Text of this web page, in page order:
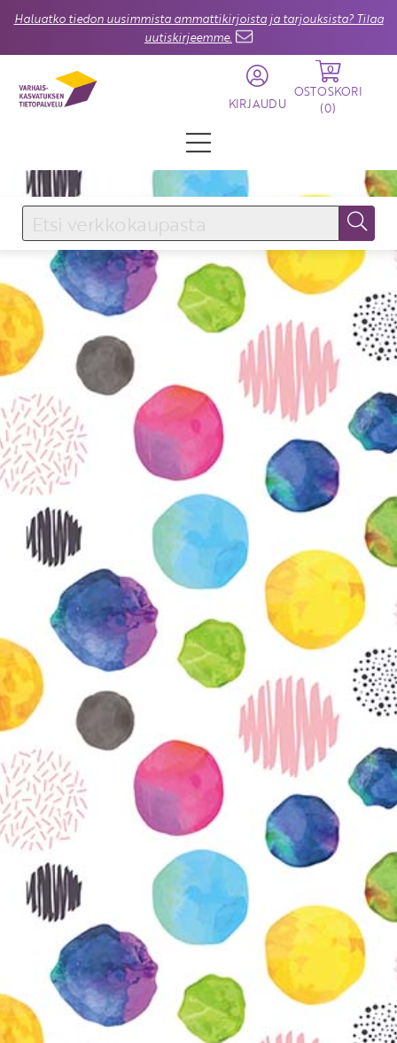
Haluatko tiedon uusimmista ammattikirjoista ja tarjouksista? Tilaa
uutiskirjeemme.
KIRJAUDU
0
OSTOSKORI
(0)
KIRJAUDU SISÄÄN
Käyttäjätunnus
Salasana
Unohtuiko salasana?
KIRJAUDU SISÄÄN
Etkö ole vielä Varhaiskasvatuksen Tietopalvelun
Liity tästä!